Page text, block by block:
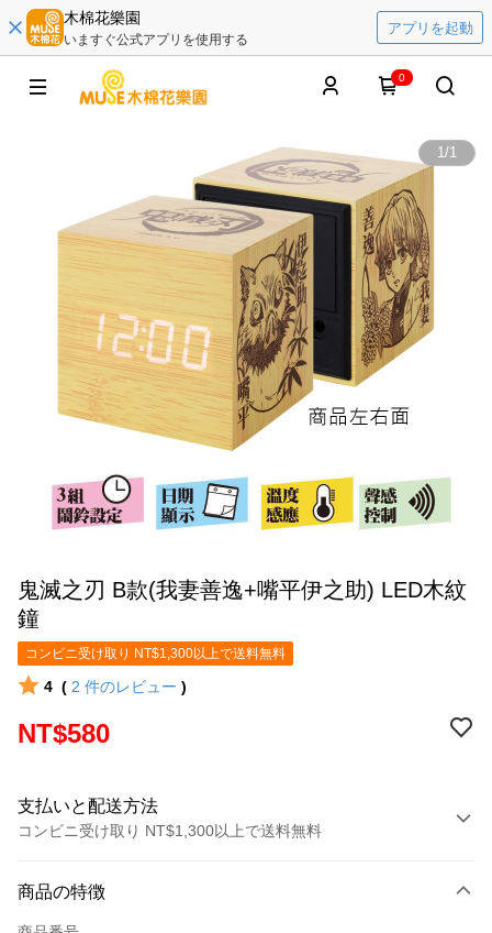
木棉花樂園
いますぐ公式アプリを使用する
アプリを起動
0
1/1
鬼滅之刃 B款(我妻善逸+嘴平伊之助) LED木紋
鐘
コンビニ受け取り NT$1,300以上で送料無料
4 ( 2 件のレビュー )
NT$580
支払いと配送方法
コンビニ受け取り NT$1,300以上で送料無料
クレジットカード1回払い
商品の特徴